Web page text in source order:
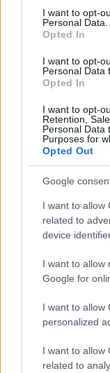
consent section.
I want to opt-
Personal Data.
Opted In
I want to opt-
Personal Data
Opted In
I want to opt-
Retention,
Personal Data
Purposes for
Opted Out
Google
I want to allow
related to
device
I want to allow
Google for
I want to allow
personalized
I want to allow
related to
modal
window.
„Nem okozott
ferraris
pontosan
Kellemes volt
átrágni” –